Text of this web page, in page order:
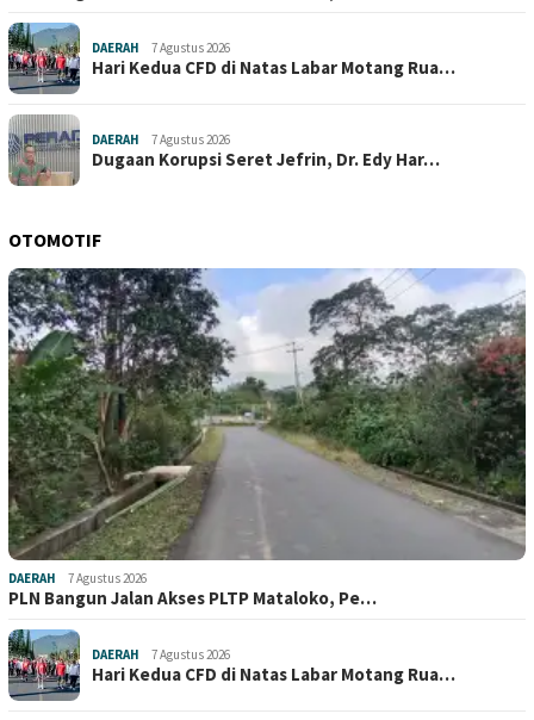
DAERAH 7 Agustus 2026
Hari Kedua CFD di Natas Labar Motang Rua…
DAERAH 7 Agustus 2026
Dugaan Korupsi Seret Jefrin, Dr. Edy Har…
OTOMOTIF
DAERAH 7 Agustus 2026
PLN Bangun Jalan Akses PLTP Mataloko, Pe…
DAERAH 7 Agustus 2026
Hari Kedua CFD di Natas Labar Motang Rua…